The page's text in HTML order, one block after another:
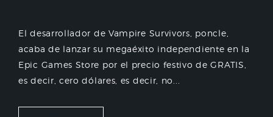
El desarrollador de Vampire Survivors, poncle,
acaba de lanzar su megaéxito independiente en la
Epic Games Store por el precio festivo de GRATIS,
es decir, cero dólares, es decir, no...